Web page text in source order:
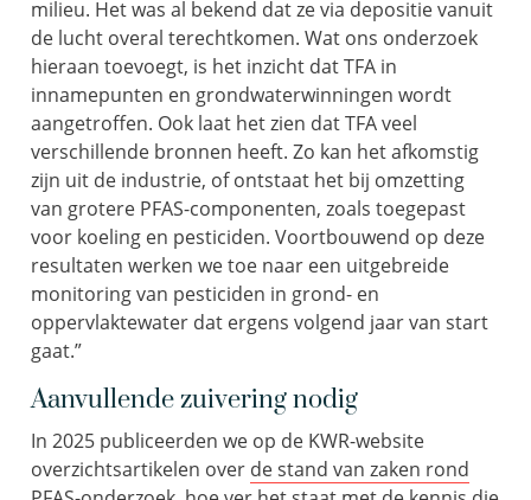
milieu. Het was al bekend dat ze via depositie vanuit
de lucht overal terechtkomen. Wat ons onderzoek
hieraan toevoegt, is het inzicht dat TFA in
innamepunten en grondwaterwinningen wordt
aangetroffen. Ook laat het zien dat TFA veel
verschillende bronnen heeft. Zo kan het afkomstig
zijn uit de industrie, of ontstaat het bij omzetting
van grotere PFAS-componenten, zoals toegepast
voor koeling en pesticiden. Voortbouwend op deze
resultaten werken we toe naar een uitgebreide
monitoring van pesticiden in grond- en
oppervlaktewater dat ergens volgend jaar van start
gaat.”
Aanvullende zuivering nodig
In 2025 publiceerden we op de KWR-website
overzichtsartikelen over de stand van zaken rond